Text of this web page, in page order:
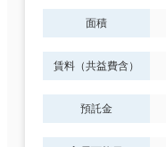
面積
賃料（共益費含）
預託金